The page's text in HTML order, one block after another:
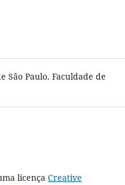
São Paulo. Faculdade de
licença Creative